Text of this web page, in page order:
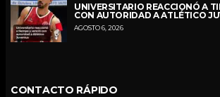
UNIVERSITARIO REACCIONÓ A
CON AUTORIDAD A ATLÉTICO
AGOSTO 6, 2026
CONTACTO RÁPIDO